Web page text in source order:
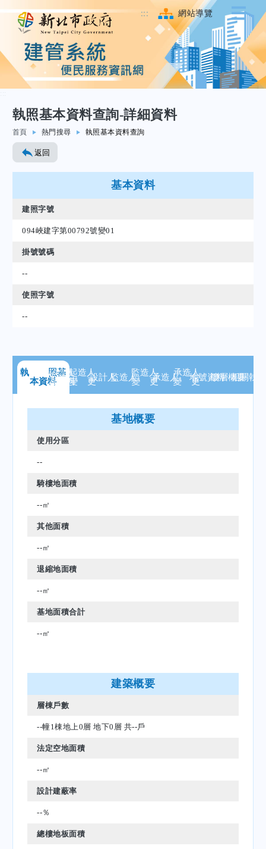
::: 網站導覽
跳至主要內容
執照基本資料查詢-詳細資料
首頁 熱門搜尋 執照基本資料查詢
返回
基本資料
建照字號
094峽建字第00792號變01
掛號號碼
--
使照字號
--
執 照基
本資料
起造人
資 料
起造人
變 更設計人監造人監造人
變 更承造人承造人
變 更
地號資料
樓層概要
相關執
基地概要
使用分區
--
騎樓地面積
--㎡
其他面積
--㎡
退縮地面積
--㎡
基地面積合計
--㎡
建築概要
層棟戶數
--幢1棟地上0層 地下0層 共--戶
法定空地面積
--㎡
設計建蔽率
--％
總樓地板面積